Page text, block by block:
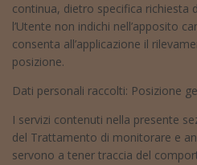
continua, dietro specifica richiesta
l’Utente non indichi nell’apposito
consenta all’applicazione il
posizione.
Dati personali raccolti: Posizione
I servizi contenuti nella presente
del Trattamento di monitorare e
servono a tener traccia del